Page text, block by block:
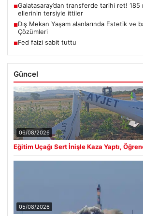
■Galatasaray’dan transferde tarihi ret! 185
ellerinin tersiyle ittiler
■Dış Mekan Yaşam alanlarında Estetik ve
Çözümleri
■Fed faizi sabit tuttu
Güncel
06/08/2026
Eğitim Uçağı Sert İnişle Kaza Yaptı,
05/08/2026